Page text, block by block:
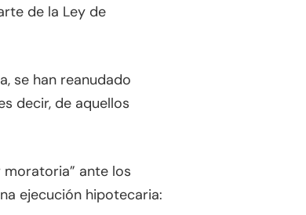
de la Ley de
se han reanudado
decir, de aquellos
ante los
ejecución hipotecaria: